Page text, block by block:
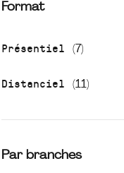
Format
Présentiel (7)
Distanciel (11)
Par branches